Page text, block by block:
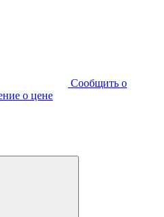
Cообщить о
о цене